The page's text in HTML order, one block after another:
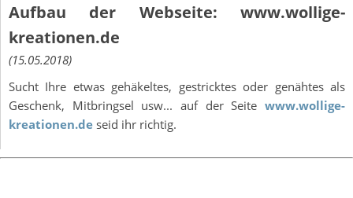
Aufbau der Webseite: www.wollige-
kreationen.de
(15.05.2018)
Sucht Ihre etwas gehäkeltes, gestricktes oder genähtes als
Geschenk, Mitbringsel usw... auf der Seite www.wollige-
kreationen.de seid ihr richtig.